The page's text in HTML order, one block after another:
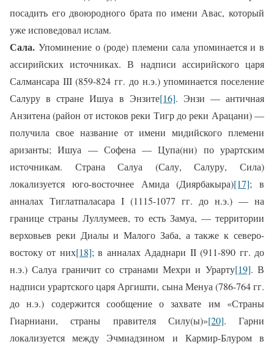
посадить его двоюродного брата по имени Авас, который
уже исповедовал ислам.
Сала. Упоминение о (роде) племени сала упоминается и в
ассирийских источниках. В надписи ассирийского царя
Салмансара III(859-824 гг. до н.э.) упоминается поселение
Салуру в стране Ишуа в Энзите[16]. Энзи — античная
Анзитена (район от истоков реки Тигр до реки Арацани) —
получила свое название от имени мидийского племени
аризанты; Ишуа — Софена — Цупа(ни) по урартским
источникам. Страна Салуа (Салу, Салуру, Сила)
локализуется юго-восточнее Амида (Диярбакыра)[17]; в
анналах Тиглатпаласара I (1115-1077 гг. до н.э.) — на
границе страны Луллумеев, то есть Замуа, — территории
верховьев реки Диалы и Малого Заба, а также к северо-
востоку от них[18]; в анналах Ададнари II(911-890 гг. до
н.э.) Салуа граничит со странами Мехри и Урарту[19]. В
надписи урартского царя Аргишти, сына Менуа (786-764 гг.
до н.э.) содержится сообщение о захвате им «Страны
Гиарниани, страны правителя Силу(ы)»[20]. Гарни
локализуется между Эчмиадзином и Кармир-Блуром в